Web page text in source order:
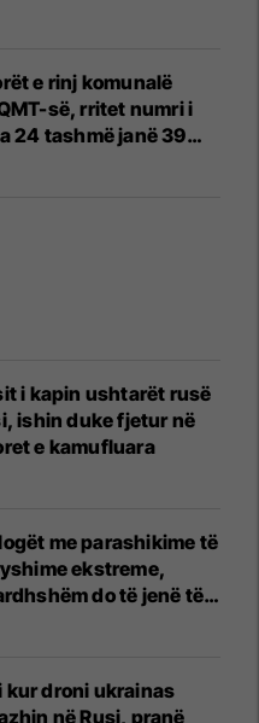
e rinj komunalë
së, rritet numri i
24 tashmë janë 39
i kapin ushtarët rusë
ishin duke fjetur në
e kamufluara
me parashikime të
ekstreme,
do të jenë të
kur droni ukrainas
në Rusi, pranë